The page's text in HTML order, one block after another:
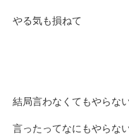
やる気も損ねて
結局言わなくてもやらな
言ったってなにもやらな